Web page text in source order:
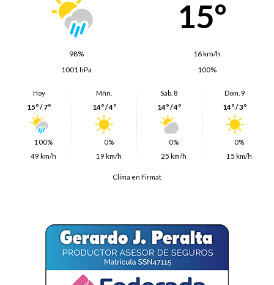
15º
98%
16 km/h
1001 hPa
100%
Hoy
15º / 7º
100%
49 km/h
Mñn.
14º / 4º
0%
19 km/h
Sáb. 8
14º / 4º
0%
25 km/h
Dom. 9
14º / 3º
0%
15 km/h
Clima en Firmat